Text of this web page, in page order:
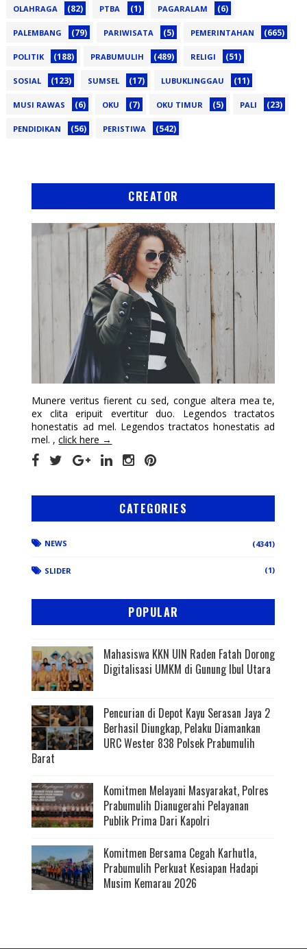
OLAHRAGA (82) PTBA (1) PAGARALAM (6)
PALEMBANG (79) PARIWISATA (5) PEMERINTAHAN (665)
POLITIK (188) PRABUMULIH (489) RELIGI (51)
SOSIAL (123) SUMSEL (17) LUBUKLINGGAU (11)
MUSI RAWAS (6) OKU (7) OKU TIMUR (5) PALI (23)
PENDIDIKAN (56) PERISTIWA (542)
CREATOR
Munere veritus fierent cu sed, congue altera mea te,
ex clita eripuit evertitur duo. Legendos tractatos
honestatis ad mel. Legendos tractatos honestatis ad
mel. ,click here →
CATEGORIES
NEWS (4341)
SLIDER (1)
POPULAR
Mahasiswa KKN UIN Raden Fatah Dorong
Digitalisasi UMKM di Gunung Ibul Utara
Pencurian di Depot Kayu Serasan Jaya 2
Berhasil Diungkap, Pelaku Diamankan
URC Wester 838 Polsek Prabumulih
Barat
Komitmen Melayani Masyarakat, Polres
Prabumulih Dianugerahi Pelayanan
Publik Prima Dari Kapolri
Komitmen Bersama Cegah Karhutla,
Prabumulih Perkuat Kesiapan Hadapi
Musim Kemarau 2026